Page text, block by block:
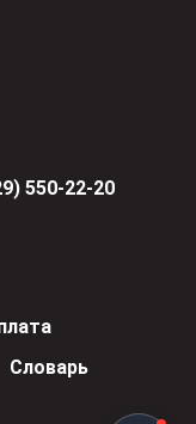
550-22-20
Словарь